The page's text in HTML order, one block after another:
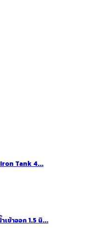
Tank 4...
เข้าออก 1.5 นิ...